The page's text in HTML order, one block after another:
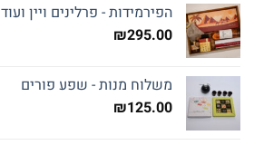
הפירמידות - פרלינים ויין ועוד
₪295.00
משלוח מנות - שפע פורים
₪125.00